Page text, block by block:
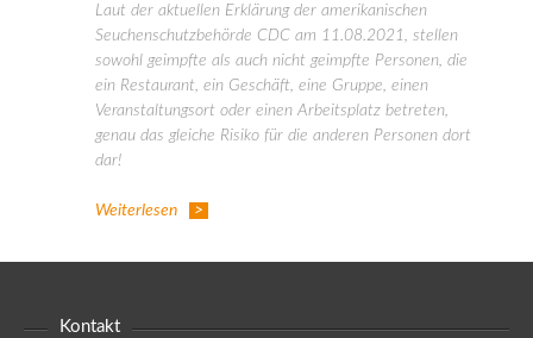
Laut der aktuellen Erklärung der amerikanischen
Seuchenschutzbehörde CDC am 11.08.2021, stellen
sowohl geimpfte als auch nicht geimpfte Personen, die
ein Restaurant, ein Geschäft, eine Gruppe, einen
Veranstaltungsort oder einen Arbeitsplatz betreten,
genau das gleiche Risiko für die anderen Personen dort
dar!
Weiterlesen
Kontakt